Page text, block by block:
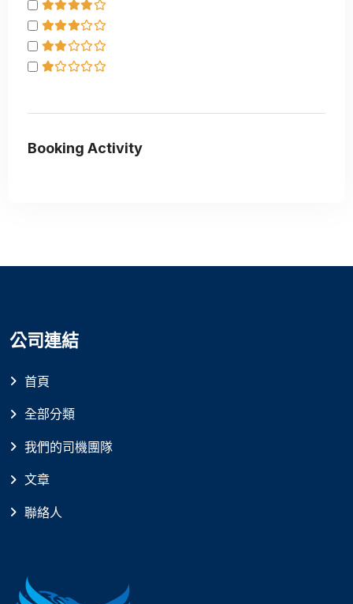
Booking Activity
公司連結
首頁
全部分類
我們的司機團隊
文章
聯絡人